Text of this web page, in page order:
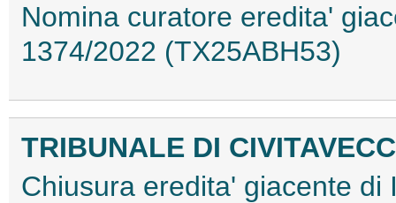
Nomina curatore eredita'
1374/2022 (TX25ABH53)
TRIBUNALE DI
Chiusura eredita' giacente